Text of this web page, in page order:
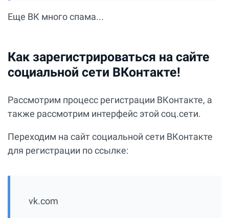
Еще ВК много спама...
Как зарегистрироваться на сайте
социальной сети ВКонтакте!
Рассмотрим процесс регистрации ВКонтакте, а
также рассмотрим интерфейс этой соц.сети.
Переходим на сайт социальной сети ВКонтакте
для регистрации по ссылке:
vk.com